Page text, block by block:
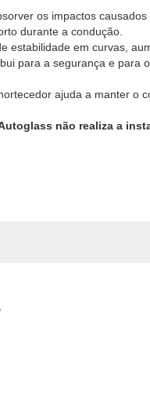
os impactos causados
durante a condução.
estabilidade em curvas,
para a segurança e para
ajuda a manter o
não realiza a